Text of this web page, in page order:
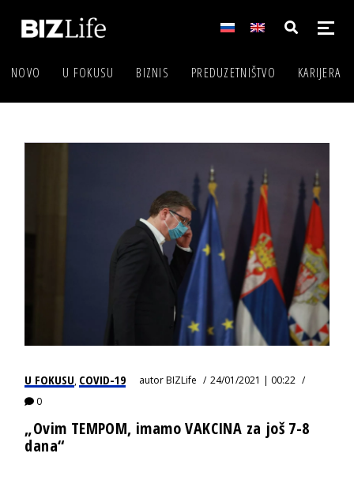
NOVO U FOKUSU BIZNIS PREDUZETNIŠTVO KARIJERA
U FOKUSU, COVID-19 autorBIZLife
24/01/2021 | 00:22
0
„Ovim TEMPOM, imamo VAKCINA za još 7-8
dana“